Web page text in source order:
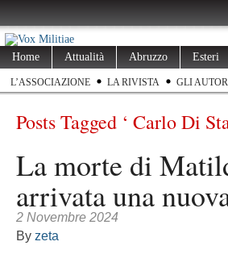
Home Attualità Abruzzo Esteri
L’ASSOCIAZIONE LA RIVISTA GLI
Posts Tagged ‘ Carlo Di
La morte di
arrivata una
2 Novembre 2024
By zeta